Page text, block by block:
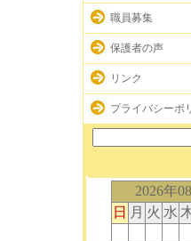
職員募集
保護者の声
リンク
プライバシーポ
2026年
日 月 火 水